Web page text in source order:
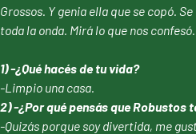
Grossos. Y genia ella que se copó.
toda la onda. Mirá lo que nos
1) -¿Qué hacés de tu vida?
-Limpio una casa.
2) -¿Por qué pensás que Robustos
-Quizás porque soy divertida, me